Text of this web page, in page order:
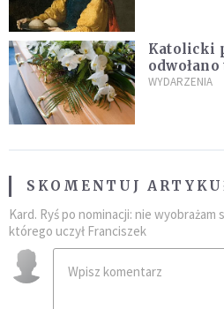
Katolicki
WYDARZENIA
SKOMENTUJ
Kard. Ryś po nominacji: nie wyobrażam
którego uczył Franciszek